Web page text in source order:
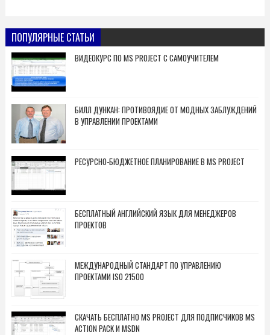
ПОПУЛЯРНЫЕ СТАТЬИ
ВИДЕОКУРС ПО MS PROJECT С САМОУЧИТЕЛЕМ
БИЛЛ ДУНКАН: ПРОТИВОЯДИЕ ОТ МОДНЫХ ЗАБЛУЖДЕНИЙ
В УПРАВЛЕНИИ ПРОЕКТАМИ
РЕСУРСНО-БЮДЖЕТНОЕ ПЛАНИРОВАНИЕ В MS PROJECT
БЕСПЛАТНЫЙ АНГЛИЙСКИЙ ЯЗЫК ДЛЯ МЕНЕДЖЕРОВ
ПРОЕКТОВ
МЕЖДУНАРОДНЫЙ СТАНДАРТ ПО УПРАВЛЕНИЮ
ПРОЕКТАМИ ISO 21500
СКАЧАТЬ БЕСПЛАТНО MS PROJECT ДЛЯ ПОДПИСЧИКОВ MS
ACTION PACK И MSDN